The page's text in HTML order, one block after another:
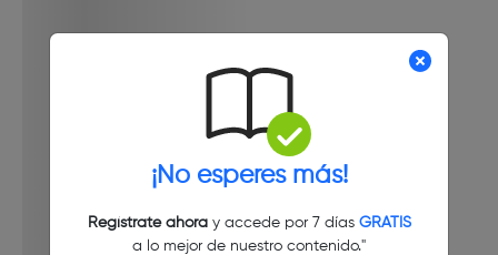
¡No esperes más!
Regístrate ahoray accede por 7 días GRATIS
a lo mejor de nuestro contenido."